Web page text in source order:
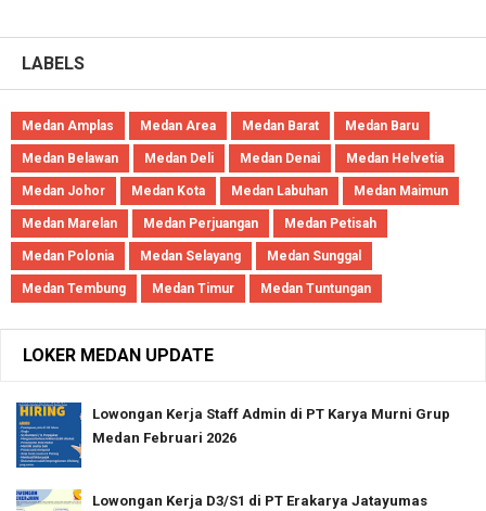
LABELS
Medan Amplas Medan Area Medan Barat Medan Baru
Medan Belawan Medan Deli Medan Denai Medan Helvetia
Medan Johor Medan Kota Medan Labuhan Medan Maimun
Medan Marelan Medan Perjuangan Medan Petisah
Medan Polonia Medan Selayang Medan Sunggal
Medan Tembung Medan Timur Medan Tuntungan
LOKER MEDAN UPDATE
Lowongan Kerja Staff Admin di PT Karya Murni Grup
Medan Februari 2026
Lowongan Kerja D3/S1 di PT Erakarya Jatayumas